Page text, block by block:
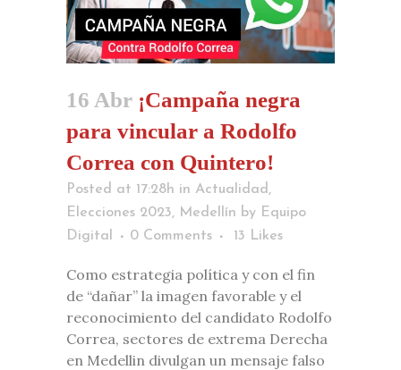
16 Abr ¡Campaña negra
para vincular a Rodolfo
Correa con Quintero!
Posted at 17:28h in Actualidad ,
Elecciones 2023, Medellín by Equipo
Digital
0 Comments 13 Likes
Como estrategia política y con el fin
de “dañar” la imagen favorable y el
reconocimiento del candidato Rodolfo
Correa, sectores de extrema Derecha
en Medellin divulgan un mensaje falso